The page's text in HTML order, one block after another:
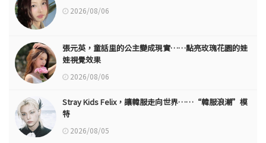
2026/08/06
張元英，童話里的公主變成現實……點亮玫瑰花園的娃
娃視覺效果
2026/08/06
Stray Kids Felix，讓韓服走向世界……“韓服浪潮”模
特
2026/08/05